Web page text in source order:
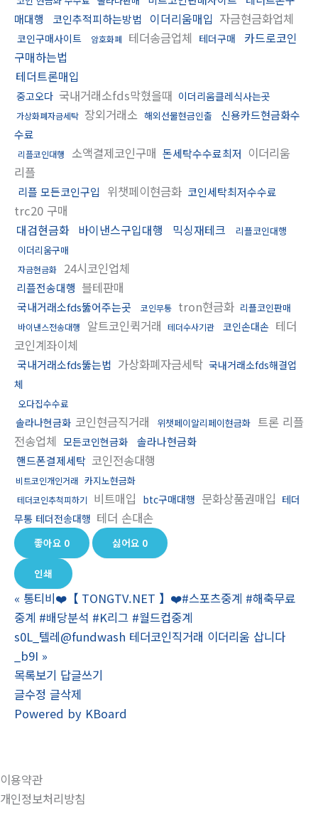
매대행
코인추적피하는방법 이더리움매입 자금현금화업체
코인구매사이트 암호화폐 테더송금업체 테더구매
카드로코인
구매하는법
테더트론매입
중고오다 국내거래소fds막혔을때 이더리움클레식사는곳
가상화폐자금세탁 장외거래소 해외선물현금인출
신용카드현금화수
수료
리플코인대행 소액결제코인구매 돈세탁수수료최저 이더리움
리플
리플 모든코인구입 위챗페이현금화 코인세탁최저수수료
trc20 구매
대검현금화 바이낸스구입대행 믹싱재테크
리플코인대행
이더리움구매
자금현금화 24시코인업체
리플전송대행 블테판매
국내거래소fds뚫어주는곳 코인무통 tron현금화 리플코인판매
바이낸스전송대행 알트코인퀵거래 테더수사기관 코인손대손 테더
코인계좌이체
국내거래소fds뚫는법 가상화폐자금세탁 국내거래소fds해결업
체
오다집수수료
솔라나현금화 코인현금직거래 위챗페이알리페이현금화 트론 리플
전송업체 모든코인현금화
솔라나현금화
핸드폰결제세탁 코인전송대행
비트코인개인거래 카지노현금화
테더코인추척피하기 비트매입 btc구매대행 문화상품권매입 테더
무통 테더전송대행 테더 손대손
좋아요 0 싫어요 0
인쇄
« 통티비❤️【 TONGTV.NET 】❤️#스포츠중계 #해축무료
중계 #배당분석 #K리그 #월드컵중계
s0L_텔레@fundwash 테더코인직거래 이더리움 삽니다
_b9I »
목록보기 답글쓰기
글수정 글삭제
Powered by KBoard
이용약관
개인정보처리방침